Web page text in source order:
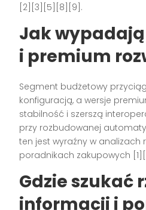
[2][3][5][8][9].
Jak
i premium
Segment budżetowy
konfiguracją, a wersje
stabilność i szerszą
przy rozbudowanej
ten jest wyraźny w analizach
poradnikach zakupowych
Gdzie szukać
informacji i